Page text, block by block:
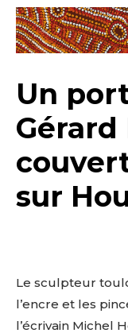
Un
sur
Le sculpteur
l’encre et les
l’écrivain Michel